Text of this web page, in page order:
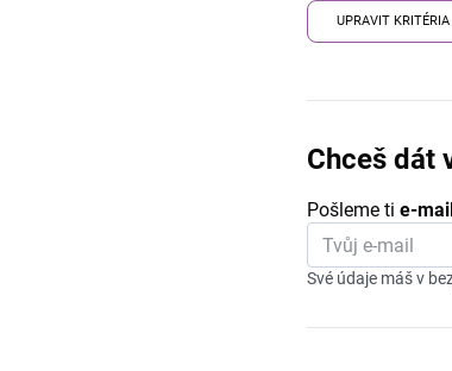
UPRAVIT KRITÉRIA
Chceš dát
Pošleme ti e-
Své údaje máš v